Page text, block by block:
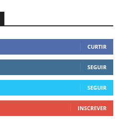
CURTIR
SEGUIR
SEGUIR
INSCREVER